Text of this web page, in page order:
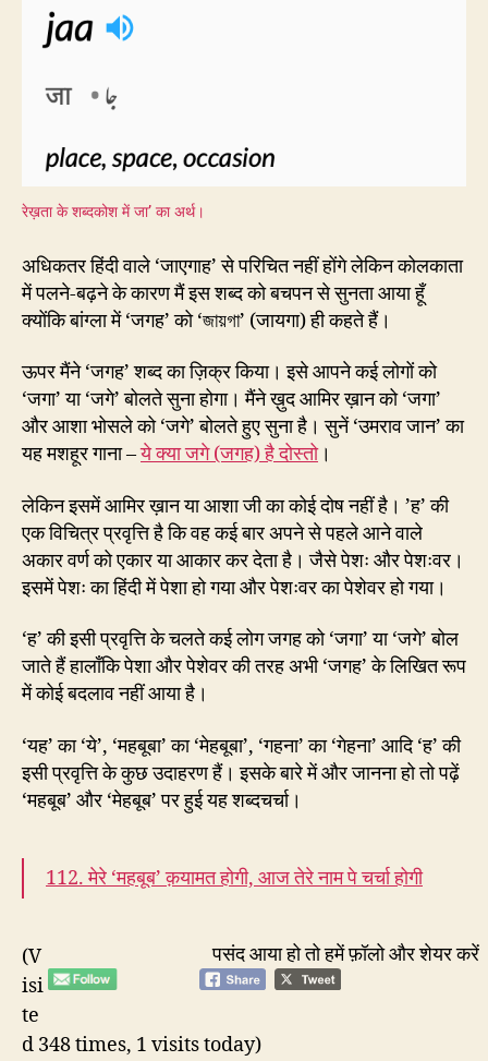
रेख़ता के शब्दकोश में जा’ का अर्थ।
अधिकतर हिंदी वाले ‘जाएगाह’ से परिचित नहीं होंगे लेकिन कोलकाता
में पलने-बढ़ने के कारण मैं इस शब्द को बचपन से सुनता आया हूँ
क्योंकि बांग्ला में ‘जगह’ को ‘জায়গা’ (जायगा) ही कहते हैं।
ऊपर मैंने ‘जगह’ शब्द का ज़िक्र किया। इसे आपने कई लोगों को
‘जगा’ या ‘जगे’ बोलते सुना होगा। मैंने ख़ुद आमिर ख़ान को ‘जगा’
और आशा भोसले को ‘जगे’ बोलते हुए सुना है। सुनें ‘उमराव जान’ का
यह मशहूर गाना –ये क्या जगे (जगह) है दोस्तो।
लेकिन इसमें आमिर ख़ान या आशा जी का कोई दोष नहीं है। ’ह’ की
एक विचित्र प्रवृत्ति है कि वह कई बार अपने से पहले आने वाले
अकार वर्ण को एकार या आकार कर देता है। जैसे पेशः और पेशःवर।
इसमें पेशः का हिंदी में पेशा हो गया और पेशःवर का पेशेवर हो गया।
‘ह’ की इसी प्रवृत्ति के चलते कई लोग जगह को ‘जगा’ या ‘जगे’ बोल
जाते हैं हालाँकि पेशा और पेशेवर की तरह अभी ‘जगह’ के लिखित रूप
में कोई बदलाव नहीं आया है।
‘यह’ का ‘ये’, ‘महबूबा’ का ‘मेहबूबा’, ‘गहना’ का ‘गेहना’ आदि ‘ह’ की
इसी प्रवृत्ति के कुछ उदाहरण हैं। इसके बारे में और जानना हो तो पढ़ें
‘महबूब’ और ‘मेहबूब’ पर हुई यह शब्दचर्चा।
112. मेरे ‘महबूब’ क़यामत होगी, आज तेरे नाम पे चर्चा होगी
पसंद आया हो तो हमें फ़ॉलो और शेयर करें
(V
isi
te
d 348 times, 1 visits today)